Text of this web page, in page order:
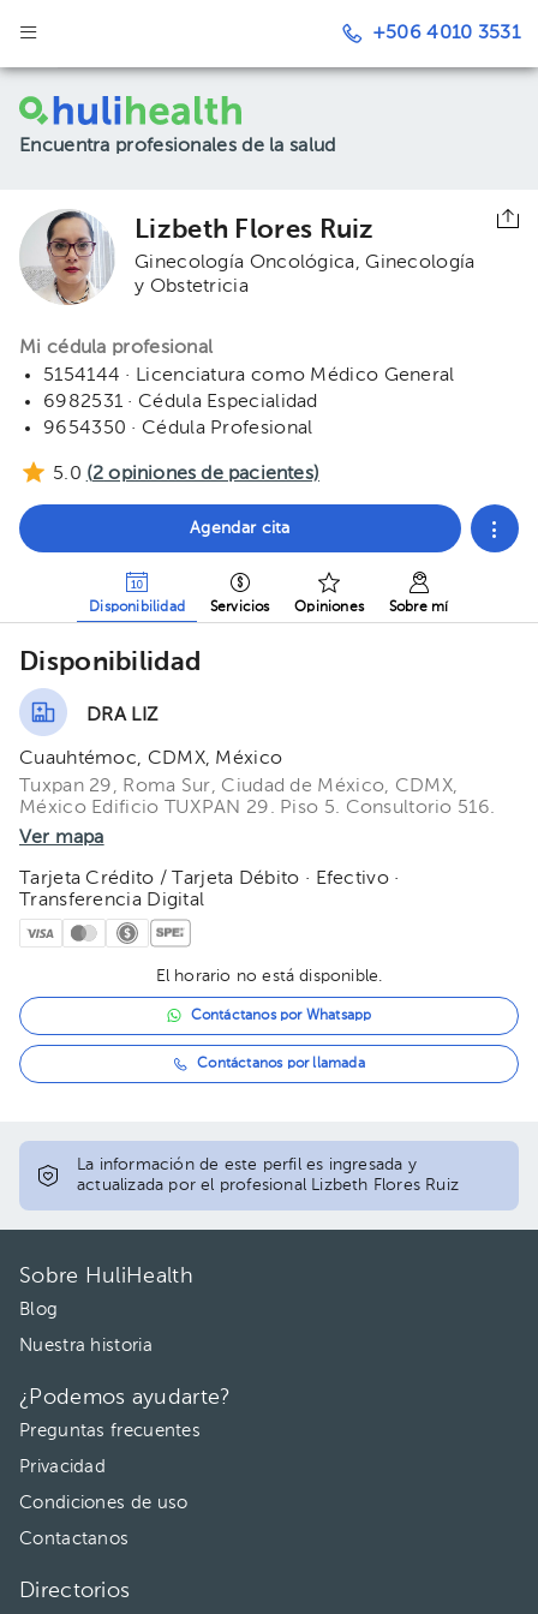
+506 4010 3531
Encuentra profesionales de la salud
Lizbeth Flores Ruiz
Ginecología Oncológica
Ginecología
y Obstetricia
Mi cédula profesional
5154144 · Licenciatura como Médico General
6982531 · Cédula Especialidad
9654350 · Cédula Profesional
5.0 (2 opiniones de pacientes)
Agendar cita
Disponibilidad Servicios Opiniones Sobre mí
Disponibilidad
DRA LIZ
Cuauhtémoc, CDMX, México
Tuxpan 29, Roma Sur, Ciudad de México, CDMX,
México Edificio TUXPAN 29. Piso 5. Consultorio 516.
Ver mapa
Tarjeta Crédito / Tarjeta Débito · Efectivo ·
Transferencia Digital
El horario no está disponible.
Contáctanos por Whatsapp
Contáctanos por llamada
La información de este perfil es ingresada y
actualizada por el profesional Lizbeth Flores Ruiz
Sobre HuliHealth
Blog
Nuestra historia
¿Podemos ayudarte?
Preguntas frecuentes
Privacidad
Condiciones de uso
Contactanos
Directorios